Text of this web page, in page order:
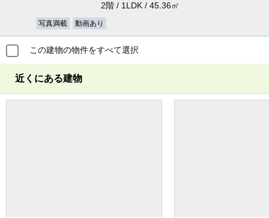
2階 / 1LDK / 45.36㎡
写真満載 動画あり
この建物の物件をすべて選択
近くにある建物